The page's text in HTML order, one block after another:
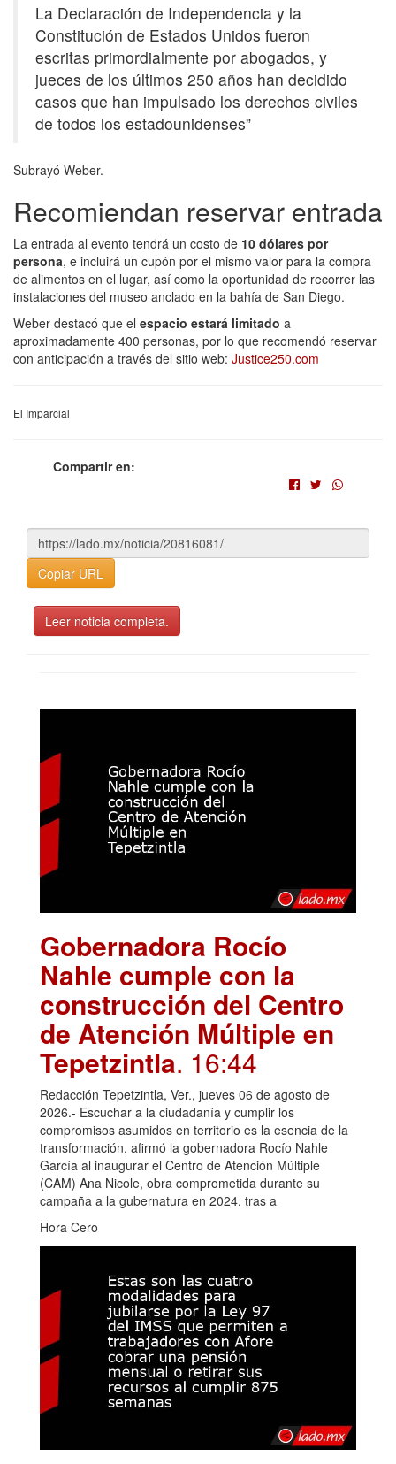
La Declaración de Independencia y la
Constitución de Estados Unidos fueron
escritas primordialmente por abogados, y
jueces de los últimos 250 años han decidido
casos que han impulsado los derechos civiles
de todos los estadounidenses”
Subrayó Weber.
Recomiendan reservar entrada
La entrada al evento tendrá un costo de 10 dólares por
persona, e incluirá un cupón por el mismo valor para la compra
de alimentos en el lugar, así como la oportunidad de recorrer las
instalaciones del museo anclado en la bahía de San Diego.
Weber destacó que el espacio estará limitado a
aproximadamente 400 personas, por lo que recomendó reservar
con anticipación a través del sitio web: Justice250.com
El Imparcial
Compartir en:
Copiar URL
Leer noticia completa.
Gobernadora Rocío
Nahle cumple con la
construcción del Centro
de Atención Múltiple en
Tepetzintla. 16:44
Redacción Tepetzintla, Ver., jueves 06 de agosto de
2026.- Escuchar a la ciudadanía y cumplir los
compromisos asumidos en territorio es la esencia de la
transformación, afirmó la gobernadora Rocío Nahle
García al inaugurar el Centro de Atención Múltiple
(CAM) Ana Nicole, obra comprometida durante su
campaña a la gubernatura en 2024, tras a
Hora Cero